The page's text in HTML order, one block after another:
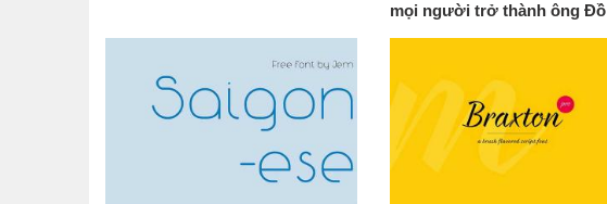
mọi người trở thành ông Đồ